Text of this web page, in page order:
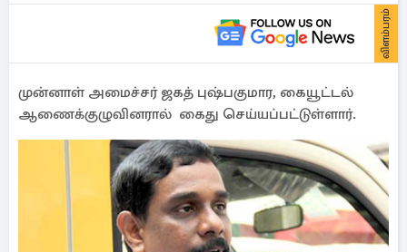
விளம்பரம்
முன்னாள் அமைச்சர் ஜகத் புஷ்பகுமார, கையூட்டல்
ஆணைக்குழுவினரால் கைது செய்யப்பட்டுள்ளார்.